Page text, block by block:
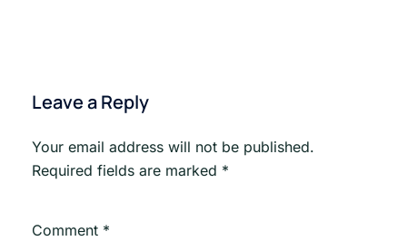
Leave a Reply
Your email address will not be published.
Required fields are marked *
Comment *